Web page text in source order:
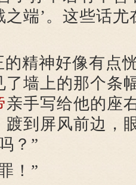
端’。这些话
精神好像有点
了墙上的那个条
亲手写给他的座
踱到屏风前边，
？”
”